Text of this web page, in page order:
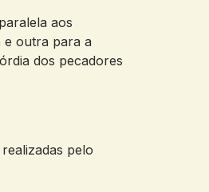
aos
e outra para a
dos pecadores
pelo